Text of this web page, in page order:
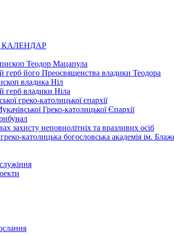
Теодор Мацапула
герб його Преосвященства владики Теодора
владика Ніл
герб владики Ніла
греко-католицької єпархії
Греко-католицької Єпархії
захисту неповнолітніх та вразливих осіб
католицька богословська академія ім.